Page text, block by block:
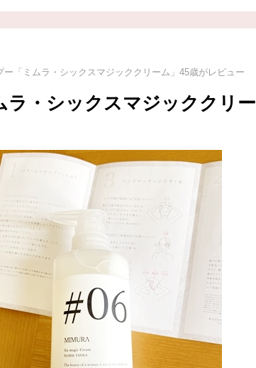
ー「ミムラ・シックスマジッククリーム」45歳がレビュー
・シックスマジッククリー